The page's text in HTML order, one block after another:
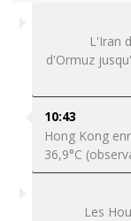
L'Iran
d'Ormuz
10:43
Hong Kong
36,9°C
Les